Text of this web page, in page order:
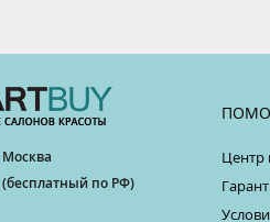
Москва
(бесплатный по РФ)
Центр